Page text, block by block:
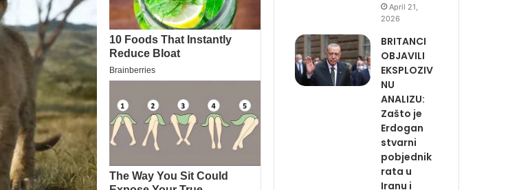
April 21,
2026
BRITANCI
OBJAVILI
EKSPLOZIV
NU
ANALIZU:
Zašto je
Erdogan
stvarni
pobjednik
rata u
Iranu i